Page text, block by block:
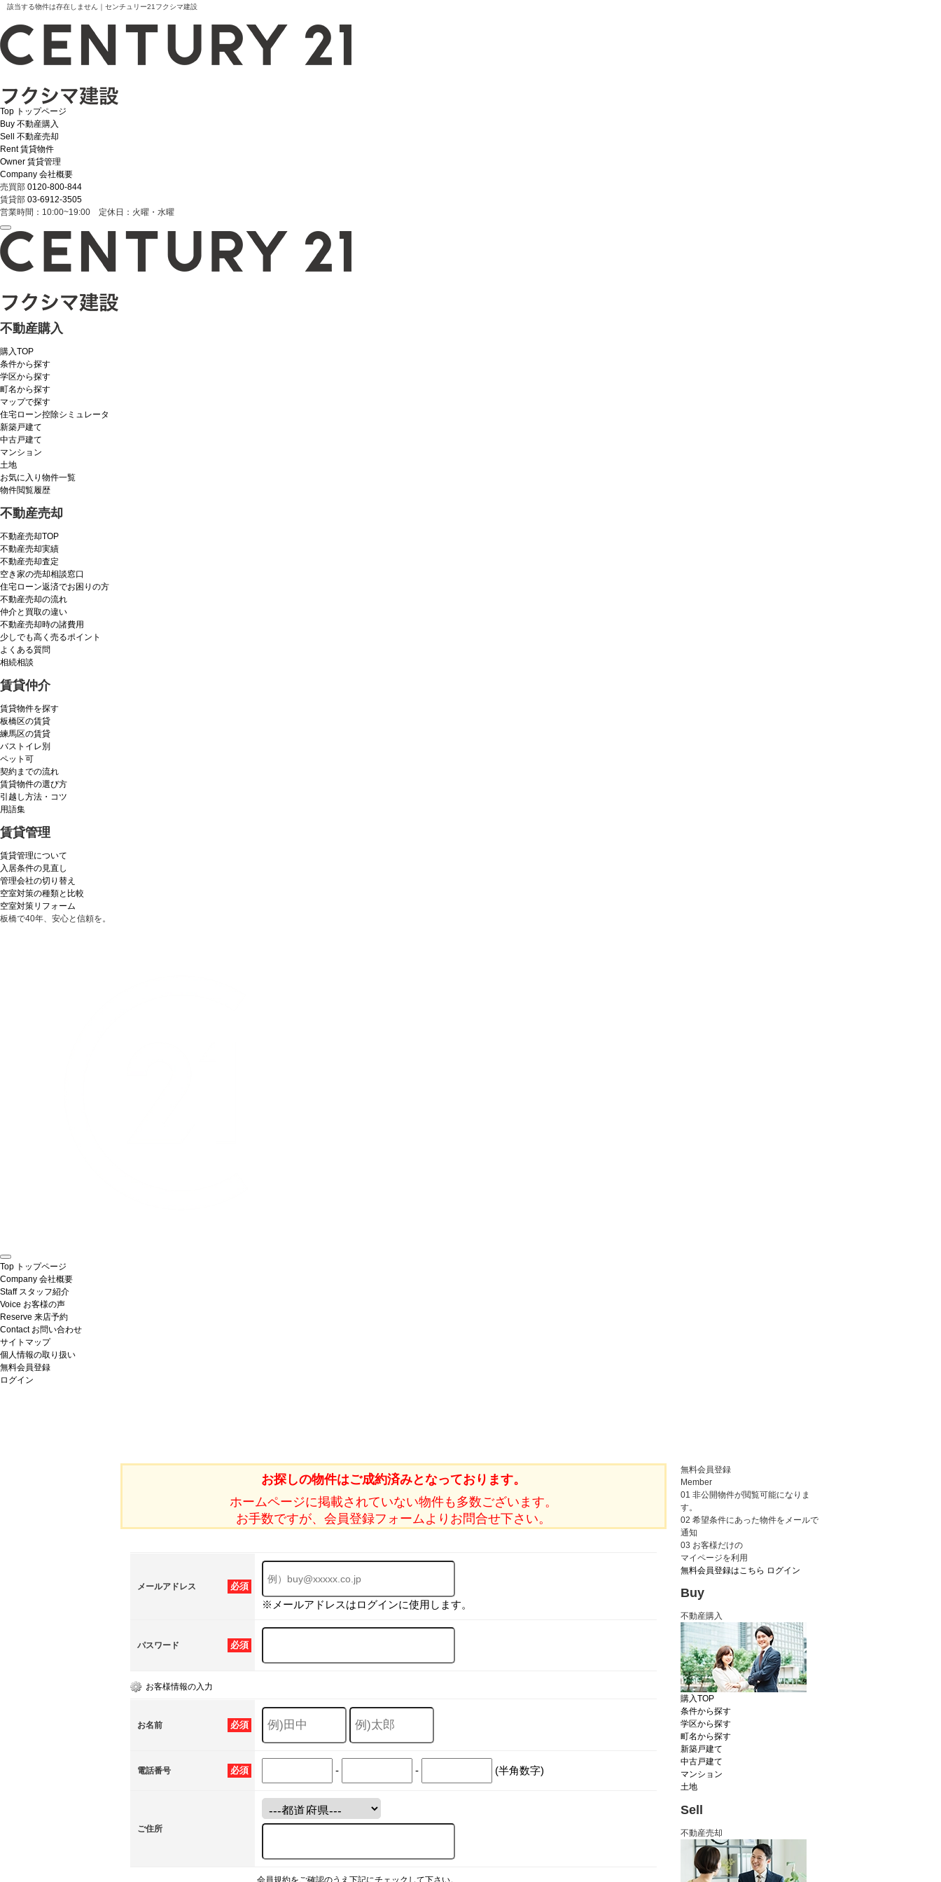
該当する物件は存在しません｜センチュリー21フクシマ建設
Top トップページ
Buy 不動産購入
Sell
不動産売却
Rent 賃貸物件
Owner 賃貸管理
Company 会社概要
売買部 0120-800-844
賃貸部 03-6912-3505
営業時間：10:00~19:00 定休日：火曜・水曜
不動産購入
購入TOP
条件から探す
学区から探す
町名から探す
マップで探す
住宅ローン控除シミュレータ
新築戸建て
中古戸建て
マンション
土地
お気に入り物件一覧
物件閲覧履歴
不動産売却
不動産売却TOP
不動産売却実績
不動産売却査定
空き家の売却相談窓口
住宅ローン返済でお困りの方
不動産売却の流れ
仲介と買取の違い
不動産売却時の諸費用
少しでも高く売るポイント
よくある質問
相続相談
賃貸仲介
賃貸物件を探す
板橋区の賃貸
練馬区の賃貸
バストイレ別
ペット可
契約までの流れ
賃貸物件の選び方
引越し方法・コツ
用語集
賃貸管理
賃貸管理について
入居条件の見直し
管理会社の切り替え
空室対策の種類と比較
空室対策リフォーム
板橋で40年、安心と信頼を。
Top トップページ
Company 会社概要
Staff スタッフ紹介
Voice お客様の声
Reserve 来店予約
Contact お問い合わせ
サイトマップ
個人情報の取り扱い
無料会員登録
ログイン
お探しの物件はご成約済みとなっております。
ホームページに掲載されていない物件も多数ございます。
お手数ですが、会員登録フォームよりお問合せ下さい。
必須
メールアドレス
※メールアドレスはログインに使用します。
必須
パスワード
お客様情報の入力
必須
お名前
必須
電話番号 - - (半角数字)
ご住所
会員規約をご確認のうえ下記にチェックして下さい。
無料会員登録
Member
01 非公開物件が閲覧可能になりま
す。
02 希望条件にあった物件をメールで
通知
03 お客様だけの
マイページを利用
無料会員登録はこちら ログイン
Buy
不動産購入
購入TOP
条件から探す
学区から探す
町名から探す
新築戸建て
中古戸建て
マンション
土地
Sell
不動産売却